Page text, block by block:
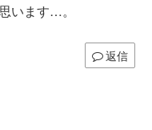
います…。
返信